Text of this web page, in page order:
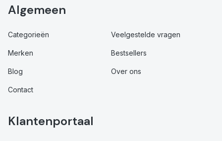
Algemeen
Categorieën Veelgestelde vragen
Merken Bestsellers
Blog Over ons
Contact
Klantenportaal